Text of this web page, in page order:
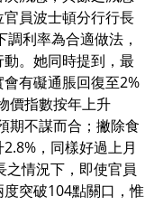
員波士頓分行行長
利率為合適做法，
。她同時提到，最
有礙通脹回復至2%
價指數按年上升
期不謀而合；撇除食
，同樣好過上月
之情況下，即使官員
突破104點關口，惟